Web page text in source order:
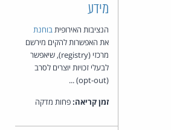
מידע
הנציבות האירופיתבוחנת
את האפשרות להקים מירשם
מרכזי (registry), שיאפשר
לבעלי זכויות יוצרים לסרב
(opt-out) ...
זמן קריאה:פחות מדקה